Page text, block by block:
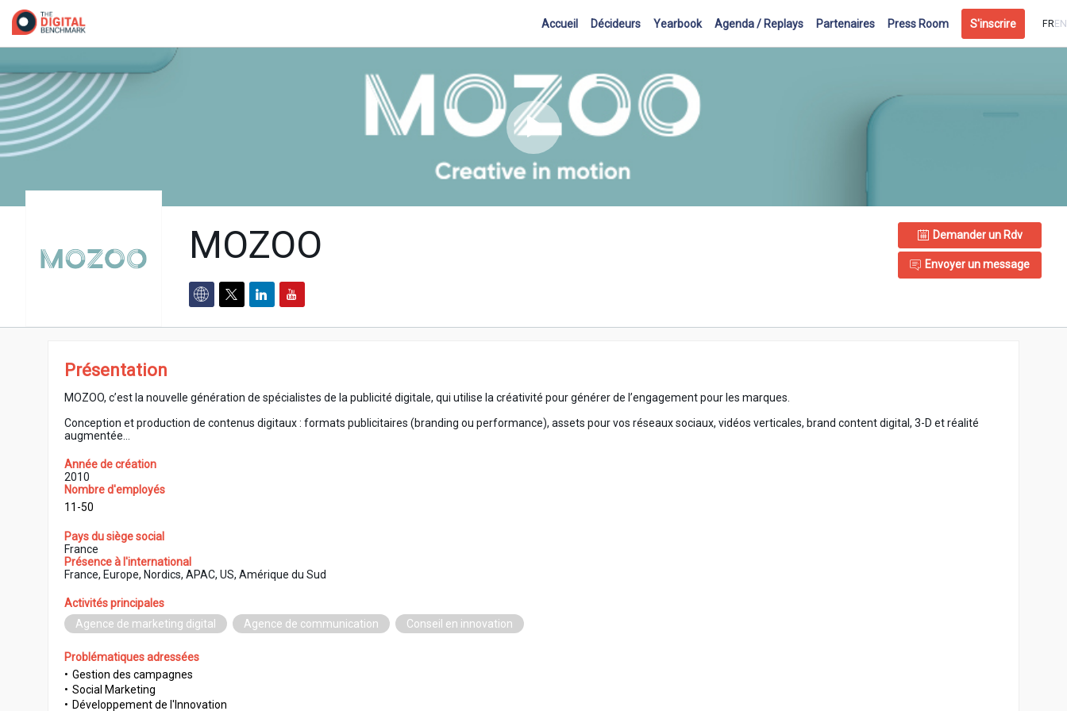
Accueil Décideurs Yearbook Agenda / Replays Partenaires Press Room S'inscrire FREN
MOZOO Demander un Rdv
Envoyer un message
Présentation
MOZOO, c’est la nouvelle génération de spécialistes de la publicité digitale, qui utilise la créativité pour générer de l’engagement pour les marques.
Conception et production de contenus digitaux : formats publicitaires (branding ou performance), assets pour vos réseaux sociaux, vidéos verticales, brand content digital, 3-D et réalité
augmentée...
Année de création
2010
Nombre d'employés
11-50
Pays du siège social
France
Présence à l'international
France, Europe, Nordics, APAC, US, Amérique du Sud
Activités principales
Agence de marketing digital
Agence de communication Conseil en innovation
Problématiques adressées
Gestion des campagnes
Social Marketing
Développement de l'Innovation